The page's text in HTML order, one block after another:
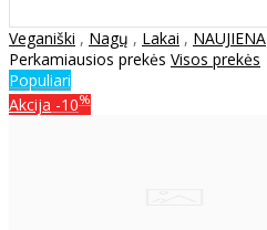
Veganiški , Nagų , Lakai , NAUJIENA
Perkamiausios prekės Visos prekės
Populiari
Akcija -10%